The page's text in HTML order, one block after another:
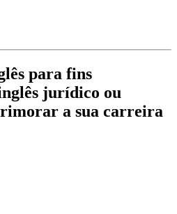
para fins
jurídico ou
a sua carreira